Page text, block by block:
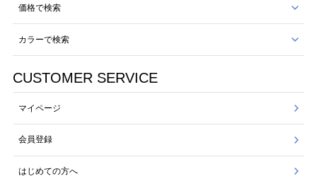
価格で検索
カラーで検索
CUSTOMER SERVICE
マイページ
会員登録
はじめての方へ